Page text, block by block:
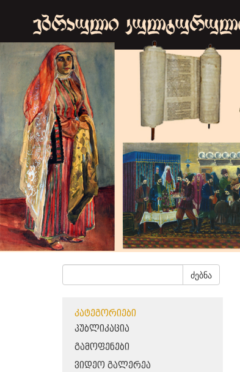
ძებნა
ᲙᲐᲢᲔᲒᲝᲠᲘᲔᲑᲘ
ᲞᲣᲑᲚᲘᲙᲐᲪᲘᲐ
ᲒᲐᲛᲝᲤᲔᲜᲔᲑᲘ
ᲕᲘᲓᲔᲝ ᲒᲐᲚᲔᲠᲔᲐ